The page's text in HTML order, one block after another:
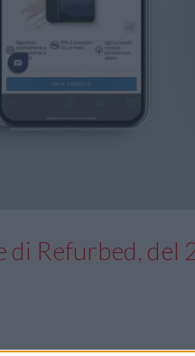
di Refurbed, del